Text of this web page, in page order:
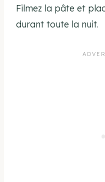
Filmez la pâte et
durant toute la nuit.